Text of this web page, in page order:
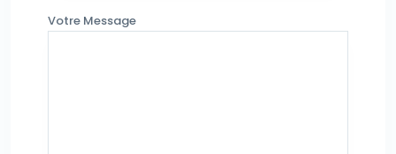
Votre Message